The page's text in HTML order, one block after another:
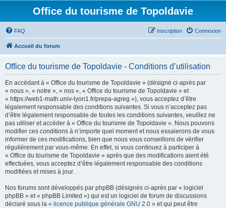
Office du tourisme de Topoldavie
FAQ Connexion
Inscription
Accueil du forum
Office du tourisme de Topoldavie - Conditions d’utilisation
En accédant à « Office du tourisme de Topoldavie » (désigné ci-après par
« nous », « notre », « nos », « Office du tourisme de Topoldavie » et
« https://web1-math.univ-lyon1.fr/prepa-agreg »), vous acceptez d’être
légalement responsable des conditions suivantes. Si vous n’acceptez pas
d’être légalement responsable de toutes les conditions suivantes, veuillez ne
pas utiliser et accéder à « Office du tourisme de Topoldavie ». Nous pouvons
modifier ces conditions à n’importe quel moment et nous essaierons de vous
informer de ces modifications, bien que nous vous conseillons de vérifier
régulièrement par vous-même. En effet, si vous continuez à participer à
« Office du tourisme de Topoldavie » après que des modifications aient été
effectuées, vous acceptez d’être légalement responsable des conditions
modifiées et mises à jour.
Nos forums sont développés par phpBB (désignés ci-après par « logiciel
phpBB » et « phpBB Limited ») qui est un logiciel de forum de discussions
déclaré sous la « licence publique générale GNU 2.0 » et qui peut être